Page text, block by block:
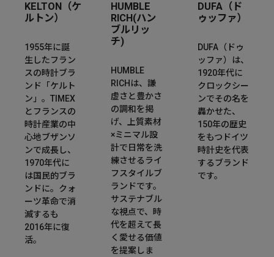
KELTON（ケ
ルトン）
1955年に誕
生したフラン
スの時計ブラ
ンド「ケルト
ン」。TIMEX
とフランスの
時計産業の中
心地ブザンソ
ンで成長し、
1970年代に
は国民的ブラ
ンドに。クォ
ーツ革命で消
滅するも
2016年に復
活。
HUMBLE
RICH(ハン
ブルリッ
チ)
HUMBLE
RICHは、謙
虚さと豊かさ
の調和を掲
げ、上質素材
×ミニマル設
計で日常を洗
練させるライ
フスタイルブ
ランドです。
サステナブル
な視点で、時
代を超えて長
く愛せる価値
を提案しま
DUFA（ド
ゥッファ）
DUFA（ドゥ
ッファ）は、
1920年代に
クロックシー
ンでその名を
轟かせた、
150年の歴史
をもつドイツ
時計史を代表
するブランド
です。